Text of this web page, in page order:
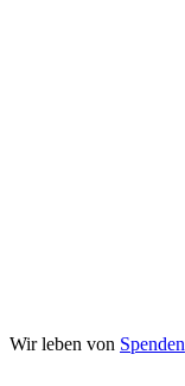
Wir leben von Spenden